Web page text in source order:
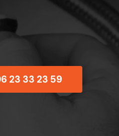
23 33 23 59